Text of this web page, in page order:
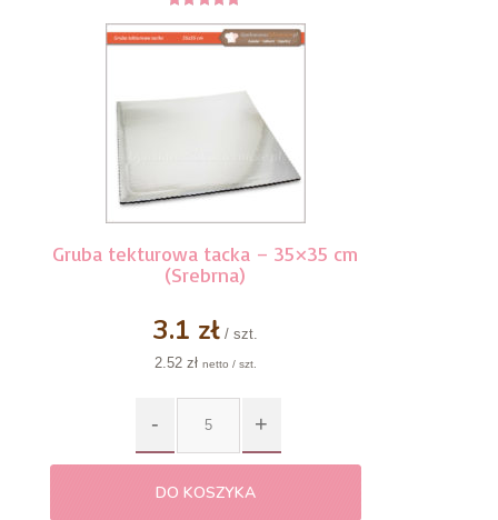
5z 5
Gruba tekturowa tacka – 35×35 cm
(Srebrna)
3.1 zł/ szt.
2.52 zł netto / szt.
DO KOSZYKA